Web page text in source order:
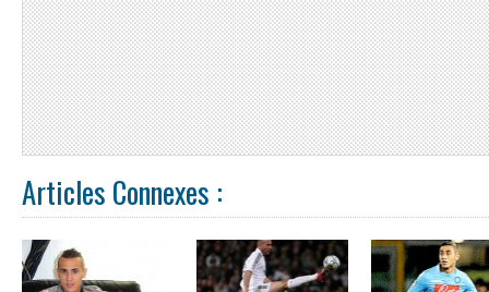
Articles Connexes :